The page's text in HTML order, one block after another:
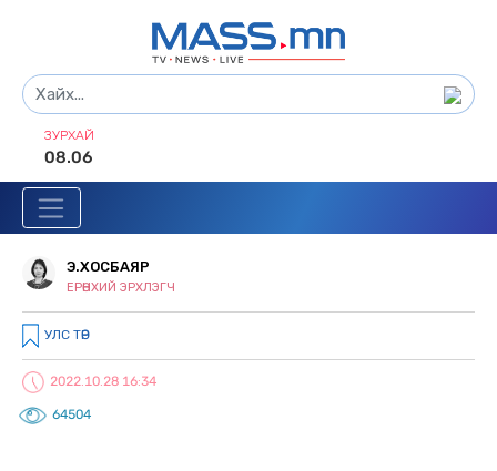
ЗУРХАЙ
08.06
Э.ХОСБАЯР
ЕРӨНХИЙ ЭРХЛЭГЧ
УЛС ТӨР
2022.10.28 16:34
64504